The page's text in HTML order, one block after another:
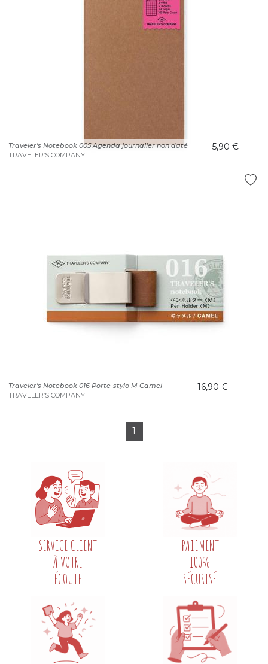
Traveler's Notebook 005 Agenda journalier non daté
TRAVELER’S COMPANY
5,90 €
Traveler's Notebook 016 Porte-stylo M Camel
TRAVELER’S COMPANY
16,90 €
1
SERVICE CLIENT
À VOTRE
ÉCOUTE
PAIEMENT
100%
SÉCURISÉ